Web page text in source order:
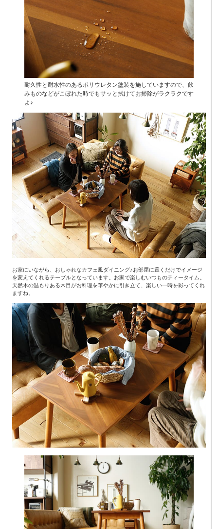
耐久性と耐水性のあるポリウレタン塗装を施していますので、飲
みものなどがこぼれた時でもサッと拭けてお掃除がラクラクです
よ♪
お家にいながら、おしゃれなカフェ風ダイニング♪お部屋に置くだけでイメージ
を変えてくれるテーブルとなっています。お家で楽しむいつものティータイム。
天然木の温もりある木目がお料理を華やかに引き立て、楽しい一時を彩ってくれ
ますね。